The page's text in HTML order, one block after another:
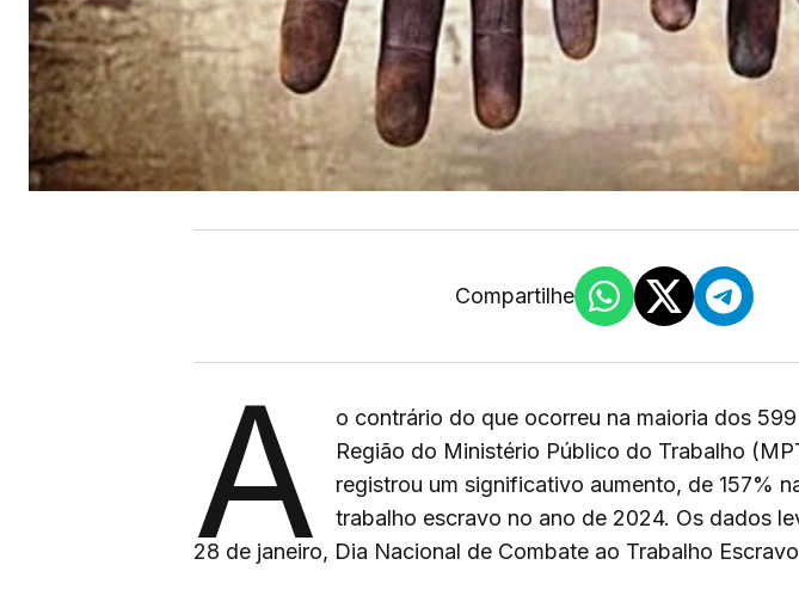
Compartilhe
A
o contrário do que ocorreu na maioria dos 599
Região do Ministério Público do Trabalho
registrou um significativo aumento, de 157%
trabalho escravo no ano de 2024. Os dados
28 de janeiro, Dia Nacional de Combate ao Trabalho